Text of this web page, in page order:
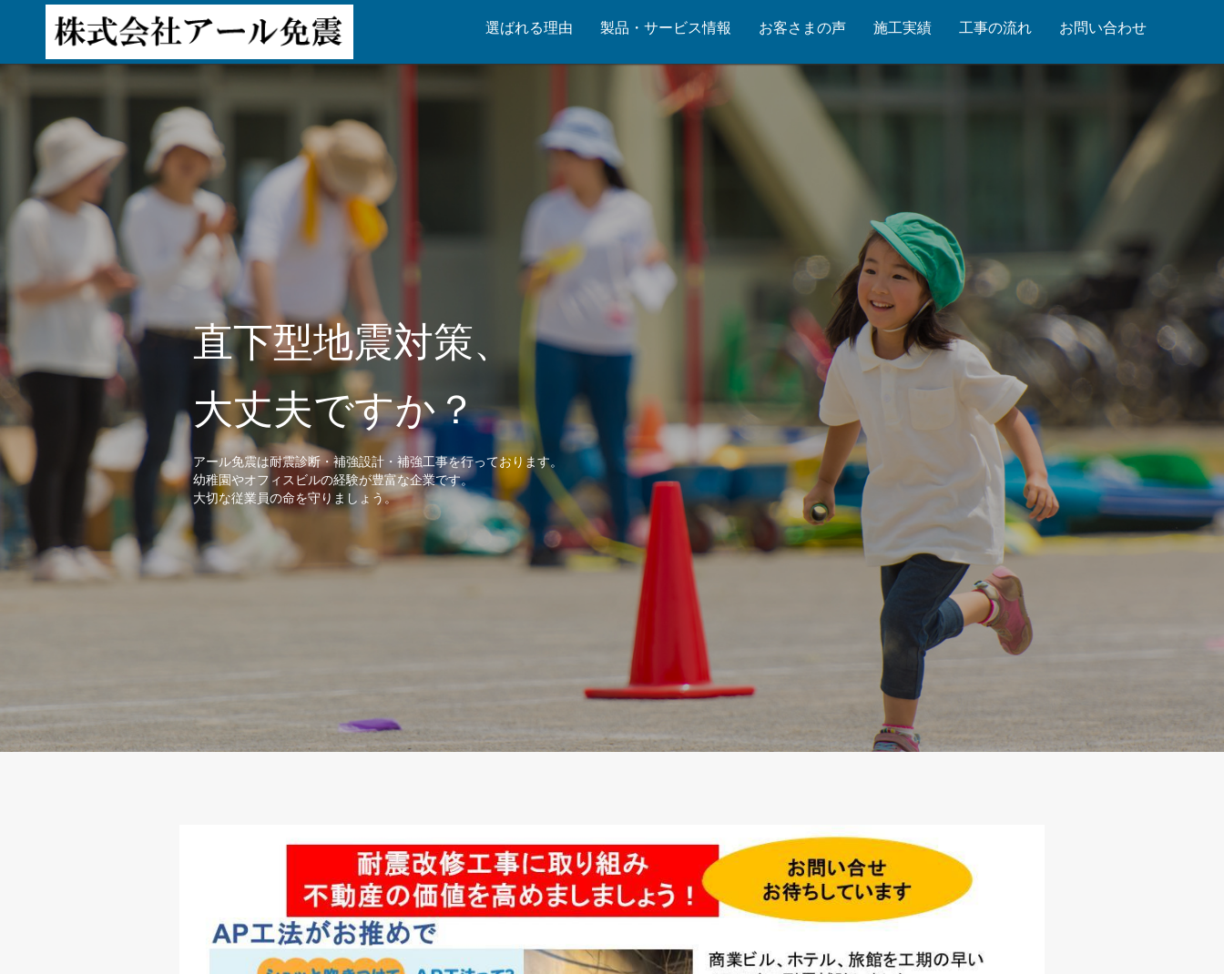
直下型地震対策、
大丈夫ですか？
アール免震は耐震診断・補強設計・補強工事を行っております。
幼稚園やオフィスビルの経験が豊富な企業です。
大切な従業員の命を守りましょう。
選ばれる理由 製品・サービス情報 お客さまの声 施工実績 工事の流れ お問い合わせ